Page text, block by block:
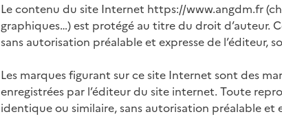
Le contenu du site Internet https://www.angdm.fr
graphiques…) est protégé au titre du droit
sans autorisation préalable et expresse de l’éditeur,
Les marques figurant sur ce site Internet sont des
enregistrées par l’éditeur du site internet. Toute
identique ou similaire, sans autorisation préalable et